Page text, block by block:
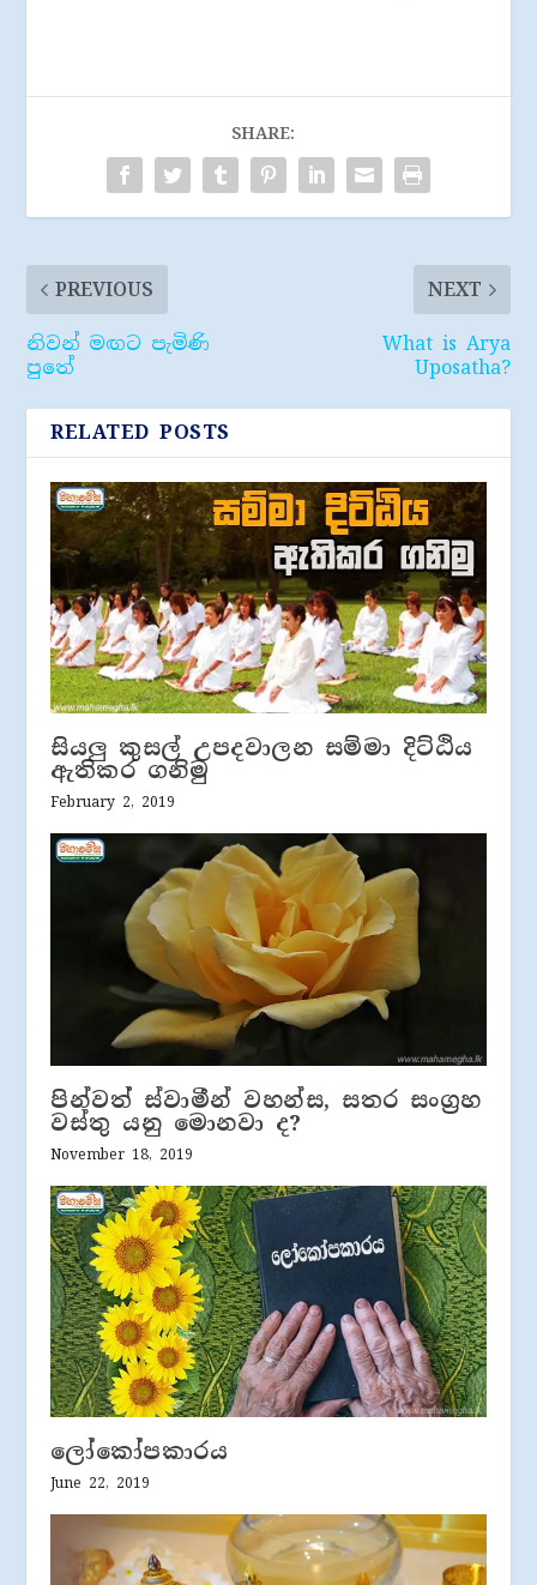
SHARE:
PREVIOUS
නිවන් මඟට පැමිණි
පුතේ
NEXT
What is Arya
Uposatha?
RELATED POSTS
සියලු කුසල් උපදවාලන සම්මා දිට්ඨිය
ඇතිකර ගනිමු
February 2, 2019
පින්වත් ස්වාමීන් වහන්ස, සතර සංග්‍රහ
වස්තු යනු මොනවා ද?
November 18, 2019
ලෝකෝපකාරය
June 22, 2019